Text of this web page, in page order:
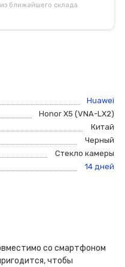
ближайшего склада.
Huawei
Honor X5 (VNA-LX2)
Китай
Черный
Стекло камеры
14 дней
со смартфоном
чтобы